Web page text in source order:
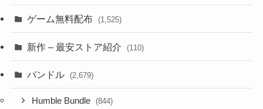
ゲーム無料配布 (1,525)
新作 – 最安ストア紹介 (110)
バンドル (2,679)
Humble Bundle (844)